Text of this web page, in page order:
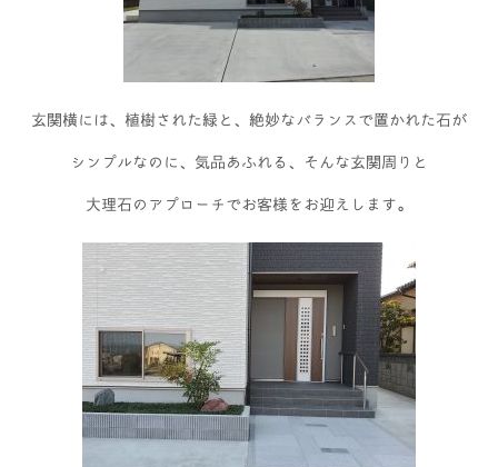
玄関横には、植樹された緑と、絶妙なバランスで置かれた石が
シンプルなのに、気品あふれる、そんな玄関周りと
大理石のアプローチでお客様をお迎えします。